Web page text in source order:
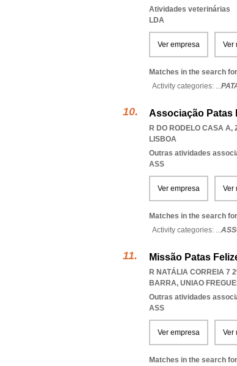
Atividades veterinárias
LDA
Ver empresa Ver
Matches in the search
Activity categories: ...
Associação Patas
R DO RODELO CASA A,
LISBOA
Outras atividades
ASS
Ver empresa Ver
Matches in the search
Activity categories: ...
Missão Patas
R NATÁLIA CORREIA 7
BARRA, UNIAO
Outras atividades
ASS
Ver empresa Ver
Matches in the search